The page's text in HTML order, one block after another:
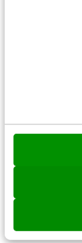
Als je kijkt
mobiele
zero clicks,
betaalde en